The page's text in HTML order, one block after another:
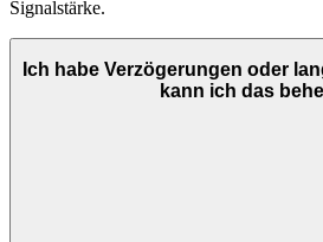
Signalstärke.
Ich habe Verzögerungen oder
kann ich das